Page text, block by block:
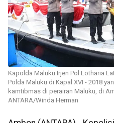
Kapolda Maluku Irjen Pol Lotharia
Polda Maluku di Kapal XVI - 2018
kamtibmas di perairan Maluku, di
ANTARA/Winda Herman